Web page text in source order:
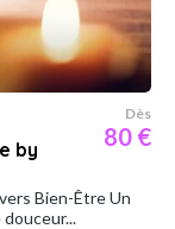
by
Dès
80 €
Bien-Être Un